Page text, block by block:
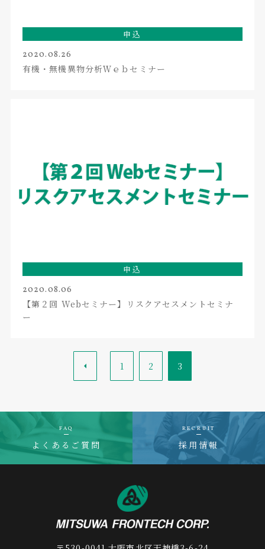
申込
2020.08.26
有機・無機異物分析Ｗｅｂセミナー
申込
2020.08.06
【第２回 Webセミナー】リスクアセスメントセミナ
ー
1 2 3
FAQ
よくあるご質問
RECRUIT
採用情報